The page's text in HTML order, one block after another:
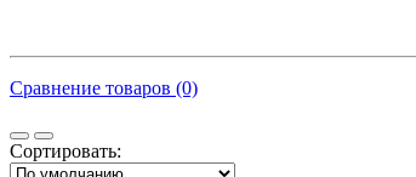
Сравнение товаров (0)
Сортировать: